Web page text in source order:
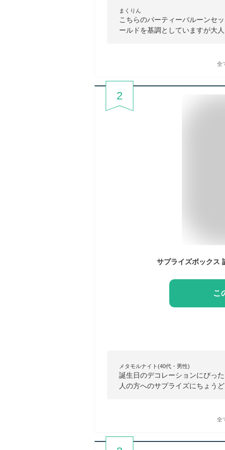
まくりん
こちらのパーティーバルーンセ
ールドを基調としていますが大
全
2
こ
メタモルナイト(40代・男性)
誕生日のデコレーションにぴっ
人の方へのサプライズにちょう
全